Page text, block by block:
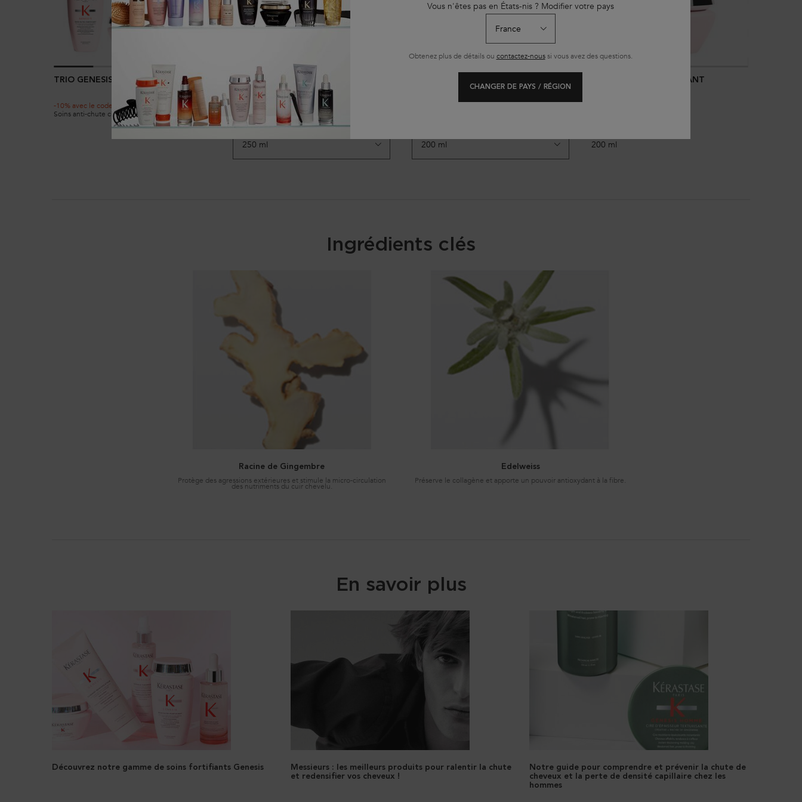
TRIO GENESIS CHEVEUX EPAIS
-10% avec le code EXPERT
Soins anti-chute cheveux épais
BAIN HYDRA-FORTIFIANT
Shampoing fortifiant et hydratant anti-casse pour
les cheveux fins, à tendance grasse et fragilisés.
Sélectionner une Taille
MASQUE RECONSTITUANT
200 ml
Ingrédients clés
Racine de Gingembre
Protège des agressions extérieures et stimule la micro-circulation
des nutriments du cuir chevelu.
Edelweiss
Préserve le collagène et apporte un pouvoir antioxydant à la fibre.
En savoir plus
Découvrez notre gamme de soins fortifiants Genesis
Messieurs : les meilleurs produits pour ralentir la chute
et redensifier vos cheveux !
Notre guide pour comprendre et prévenir la chute de
cheveux et la perte de densité capillaire chez les
hommes
Vous n'êtes pas en États-nis ? Modifier votre pays
Obtenez plus de détails ou contactez-noussi vous avez des questions.
CHANGER DE PAYS / RÉGION